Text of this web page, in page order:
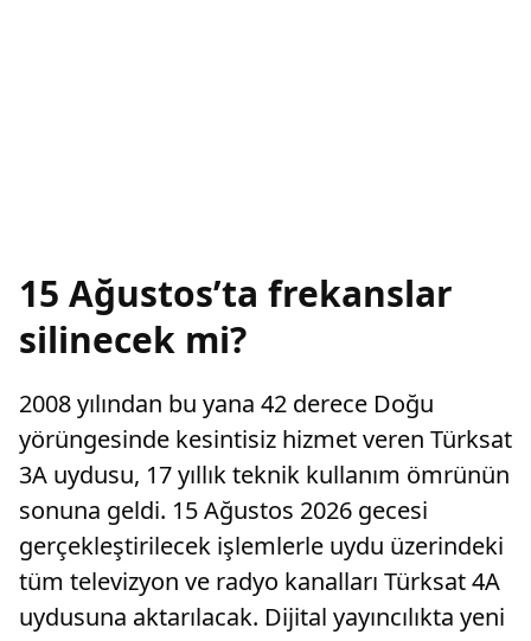
15 Ağustos’ta frekanslar
silinecek mi?
2008 yılından bu yana 42 derece Doğu
yörüngesinde kesintisiz hizmet veren Türksat
3A uydusu, 17 yıllık teknik kullanım ömrünün
sonuna geldi. 15 Ağustos 2026 gecesi
gerçekleştirilecek işlemlerle uydu üzerindeki
tüm televizyon ve radyo kanalları Türksat 4A
uydusuna aktarılacak. Dijital yayıncılıkta yeni